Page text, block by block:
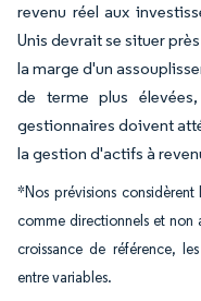
revenu réel aux
Unis devrait se situer
la marge d'un
de terme plus
gestionnaires doivent
la gestion d'actifs à
*Nos prévisions
comme directionnels et non
croissance de référence,
entre variables.